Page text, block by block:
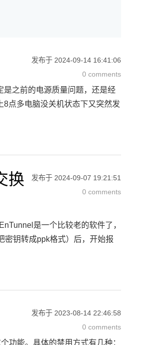
发布于 2024-09-14 16:41:06
0 comments
之前的电源质量问题，还是经
点多电脑没关机状态下又突然发
发布于 2024-09-07 19:21:51
0 comments
换
是一个比较老的软件了，
密钥转成ppk格式）后，开始报
发布于 2023-08-14 22:46:58
0 comments
功能。具体的禁用方式有几种：